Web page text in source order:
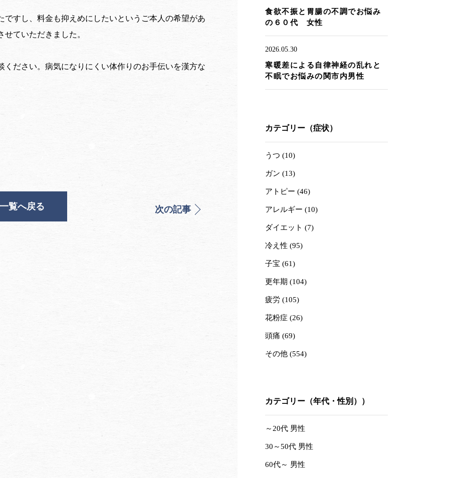
すし、料金も抑えめにしたいというご本人の希望があ
ていただきました。
ださい。病気になりにくい体作りのお手伝いを漢方な
一覧へ戻る 次の記事
食欲不振と胃腸の不調でお悩み
の６０代 女性
2026.05.30
寒暖差による自律神経の乱れと
不眠でお悩みの関市内男性
カテゴリー（症状）
うつ (10)
ガン (13)
アトピー (46)
アレルギー (10)
ダイエット (7)
冷え性 (95)
子宝 (61)
更年期 (104)
疲労 (105)
花粉症 (26)
頭痛 (69)
その他 (554)
カテゴリー（年代・性別））
～20代 男性
30～50代 男性
60代～ 男性